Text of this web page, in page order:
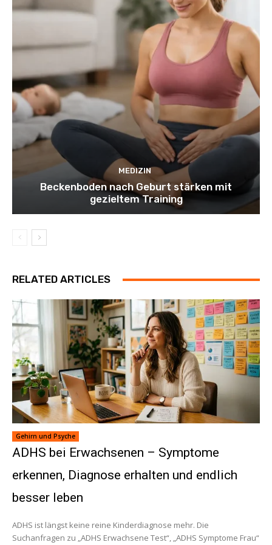
MEDIZIN
Beckenboden nach Geburt stärken mit
gezieltem Training
RELATED ARTICLES
Gehirn und Psyche
ADHS bei Erwachsenen – Symptome
erkennen, Diagnose erhalten und endlich
besser leben
ADHS ist längst keine reine Kinderdiagnose mehr. Die
Suchanfragen zu „ADHS Erwachsene Test“, „ADHS Symptome Frau“